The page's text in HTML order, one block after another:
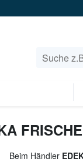
Beim Händler